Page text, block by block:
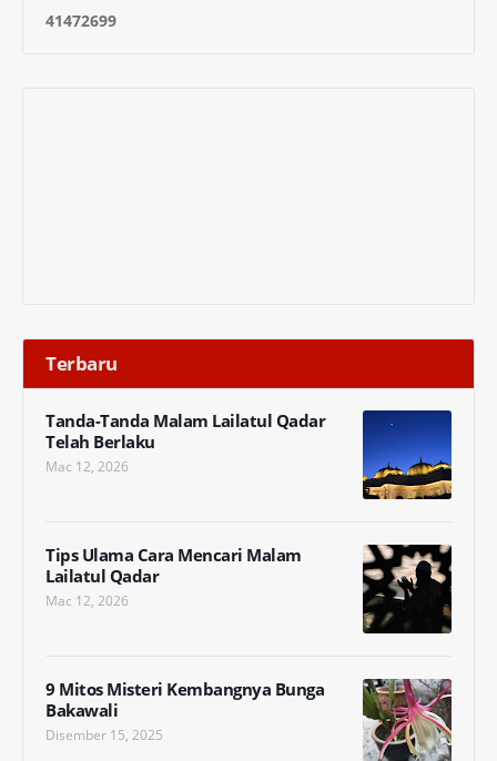
41472699
Terbaru
Tanda-Tanda Malam Lailatul Qadar
Telah Berlaku
Mac 12, 2026
Tips Ulama Cara Mencari Malam
Lailatul Qadar
Mac 12, 2026
9 Mitos Misteri Kembangnya Bunga
Bakawali
Disember 15, 2025